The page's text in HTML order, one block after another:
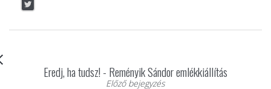
Eredj, ha tudsz! - Reményik Sándor emlékkiállítás
Előző bejegyzés